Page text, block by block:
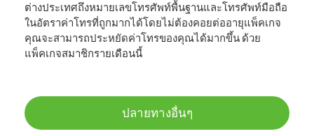
ต่างประเทศถึงหมายเลขโทรศัพท์พื้นฐานและโทรศัพท์มือถือ
ในอัตราค่าโทรที่ถูกมากได้โดยไม่ต้องคอยต่ออายุแพ็คเกจ
คุณจะสามารถประหยัดค่าโทรของคุณได้มากขึ้น ด้วย
แพ็คเกจสมาชิกรายเดือนนี้
ปลายทางอื่นๆ